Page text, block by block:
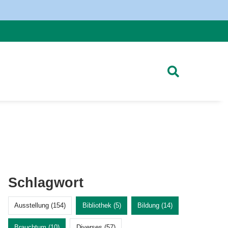
Schlagwort
Ausstellung (154) Bibliothek (5) Bildung (14)